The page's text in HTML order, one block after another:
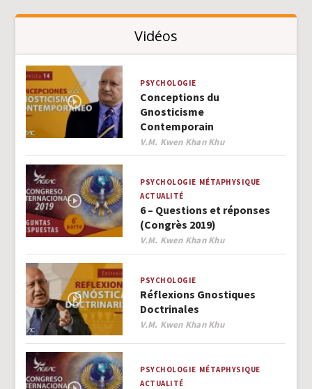
Vidéos
PSYCHOLOGIE
Conceptions du
Gnosticisme
Contemporain
Author
V.M. Kwen Khan Khu
PSYCHOLOGIE MÉTAPHYSIQUE
ACTUALITÉ
6 – Questions et réponses
(Congrès 2019)
Author
V.M. Kwen Khan Khu
PSYCHOLOGIE
Réflexions Gnostiques
Doctrinales
Author
V.M. Kwen Khan Khu
PSYCHOLOGIE MÉTAPHYSIQUE
ACTUALITÉ